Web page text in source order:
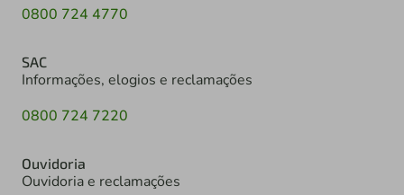
0800 724 4770
SAC
Informações, elogios e reclamações
0800 724 7220
Ouvidoria
Ouvidoria e reclamações